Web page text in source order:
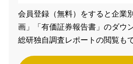
会員登録（無料）をすると企業
画」「有価証券報告書」のダウ
総研独自調査レポートの閲覧も